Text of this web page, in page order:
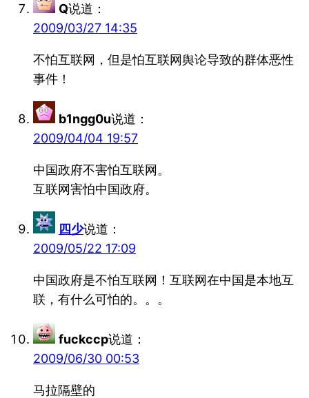
Q说道：
2009/03/27 14:35
不怕互联网，但是怕互联网舆论导致的群体恶性
事件！
b1ngg0u说道：
2009/04/04 19:57
中国政府不害怕互联网。
互联网害怕中国政府。
四少说道：
2009/05/22 17:09
中国政府是不怕互联网！互联网在中国是本地互
联，有什么可怕的。。。
fuckccp说道：
2009/06/30 00:53
马拉隔壁的